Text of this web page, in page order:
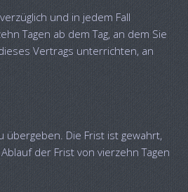
und in jedem Fall
Tagen ab dem Tag, an dem Sie
Vertrags unterrichten, an
übergeben. Die Frist ist gewahrt,
der Frist von vierzehn Tagen